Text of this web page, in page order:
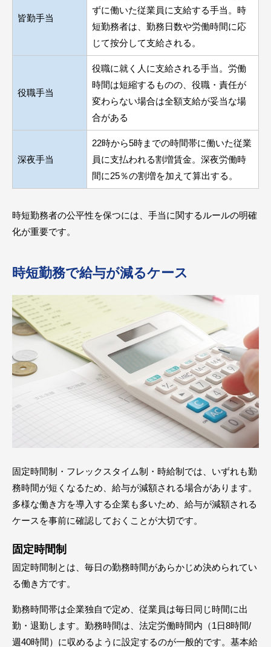
皆勤手当
ずに働いた従業員に支給する手当。時
短勤務者は、勤務日数や労働時間に応
じて按分して支給される。
役職手当
役職に就く人に支給される手当。労働
時間は短縮するものの、役職・責任が
変わらない場合は全額支給が妥当な場
合がある
深夜手当
22時から5時までの時間帯に働いた従業
員に支払われる割増賃金。深夜労働時
間に25％の割増を加えて算出する。
時短勤務者の公平性を保つには、手当に関するルールの明確
化が重要です。
時短勤務で給与が減るケース
固定時間制・フレックスタイム制・時給制では、いずれも勤
務時間が短くなるため、給与が減額される場合があります。
多様な働き方を導入する企業も多いため、給与が減額される
ケースを事前に確認しておくことが大切です。
固定時間制
固定時間制とは、毎日の勤務時間があらかじめ決められてい
る働き方です。
勤務時間帯は企業独自で定め、従業員は毎日同じ時間に出
勤・退勤します。勤務時間は、法定労働時間内（1日8時間/
週40時間）に収めるように設定するのが一般的です。基本給